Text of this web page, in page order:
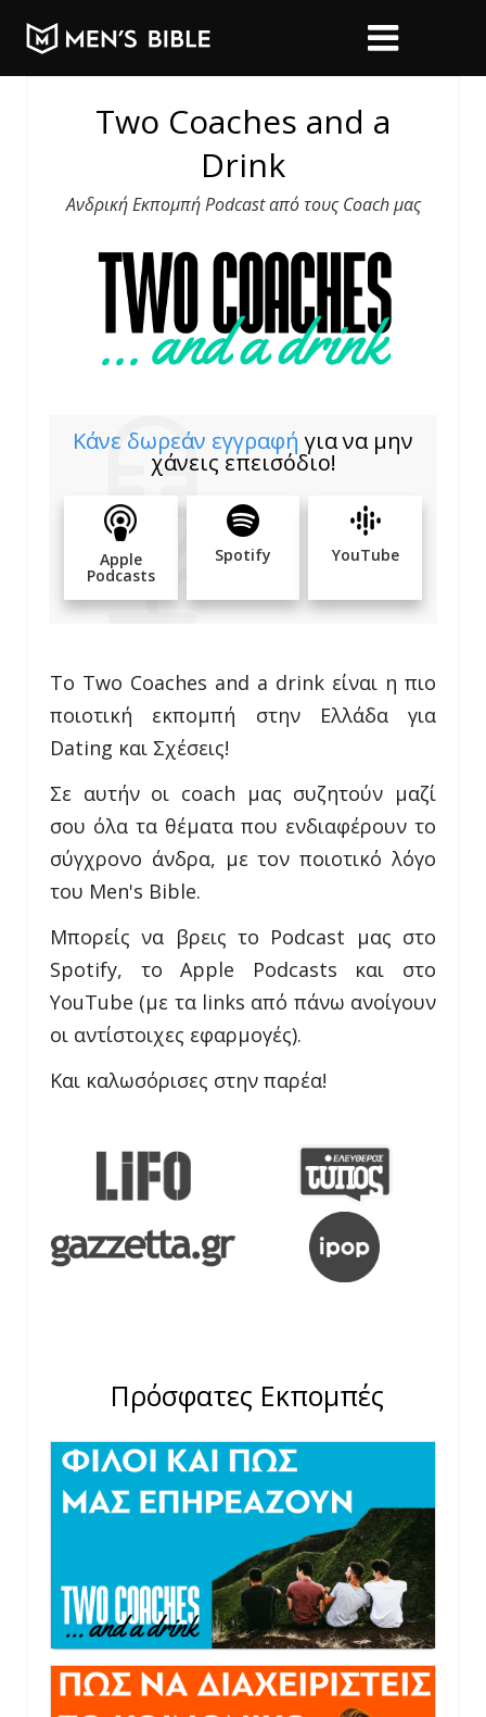
Two Coaches and a
Drink
Ανδρική Εκπομπή Podcast από τους Coach μας
Κάνε δωρεάν εγγραφή για να μην
χάνεις επεισόδιο!
Apple
Podcasts
Spotify YouTube
Το Two Coaches and a drink είναι η πιο
ποιοτική εκπομπή στην Ελλάδα για
Dating και Σχέσεις!
Σε αυτήν οι coach μας συζητούν μαζί
σου όλα τα θέματα που ενδιαφέρουν το
σύγχρονο άνδρα, με τον ποιοτικό λόγο
του Men's Bible.
Μπορείς να βρεις το Podcast μας στο
Spotify, το Apple Podcasts και στο
YouTube (με τα links από πάνω ανοίγουν
οι αντίστοιχες εφαρμογές).
Και καλωσόρισες στην παρέα!
Πρόσφατες Εκπομπές